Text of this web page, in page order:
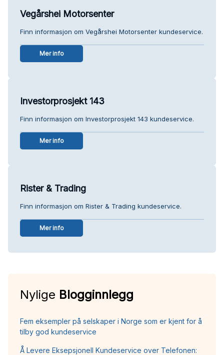
Vegårshei Motorsenter
Finn informasjon om Vegårshei Motorsenter kundeservice.
Mer info
Investorprosjekt 143
Finn informasjon om Investorprosjekt 143 kundeservice.
Mer info
Rister & Trading
Finn informasjon om Rister & Trading kundeservice.
Mer info
Nylige Blogginnlegg
Fem eksempler på selskaper i Norge som er kjent for å
tilby god kundeservice
Å Levere Eksepsjonell Kundeservice over Telefonen: